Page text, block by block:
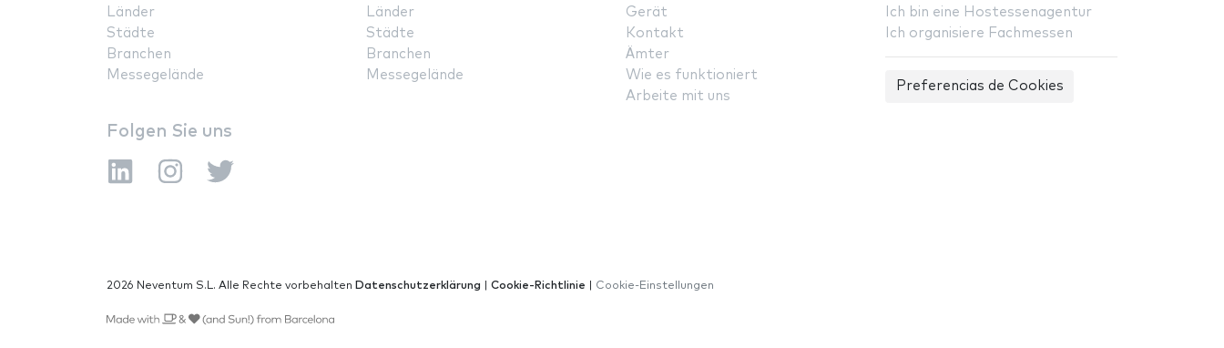
Länder
Städte
Branchen
Messegelände
Länder
Städte
Branchen
Messegelände
Gerät
Kontakt
Ämter
Wie es funktioniert
Arbeite mit uns
Ich bin eine Hostessenagentur
Ich organisiere Fachmessen
Preferencias de Cookies
Folgen Sie uns
2026 Neventum S.L. Alle Rechte vorbehalten Datenschutzerklärung Cookie-Richtlinie Cookie-Einstellungen